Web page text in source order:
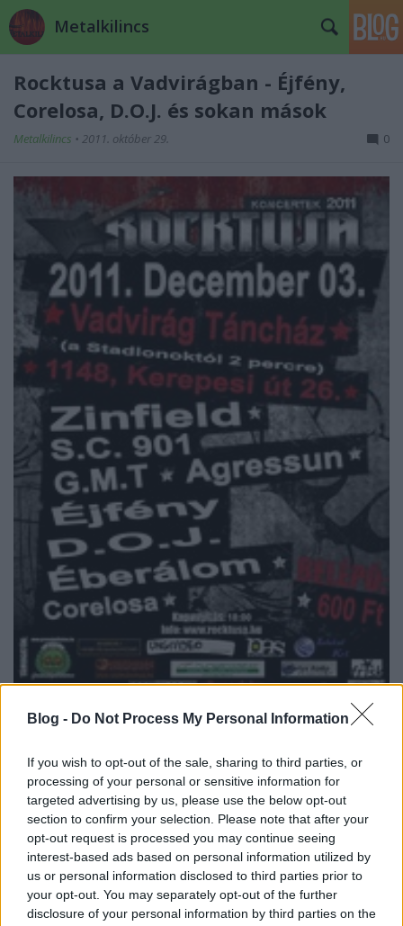
Blog - Do Not Process My Personal Information
If you wish to opt-out of the sale, sharing to third parties, or
processing of your personal or sensitive information for
targeted advertising by us, please use the below opt-out
section to confirm your selection. Please note that after your
opt-out request is processed you may continue seeing
interest-based ads based on personal information utilized by
us or personal information disclosed to third parties prior to
your opt-out. You may separately opt-out of the further
disclosure of your personal information by third parties on the
Metalkilincs
Rocktusa a Vadvirágban - Éjfény,
Corelosa, D.O.J. és sokan mások
Metalkilincs • 2011. október 29. 0
Mikulás előszombatján ( már ha létezik ilyen) a
Rocktusa koncertsorozat a Vadvirág Táncházba
látogat. Mint azt már a Rocktusa programok figyelői
megszokhatták, most is egy több zenekaros
minifesztiválra számíthattok.
A sort aznap este majd a Zinfield kezdi. Ők egy két
éve alakult budapesti zenekar és folyamatosan
dolgoznak a egy igazi "zinfield" hangzás